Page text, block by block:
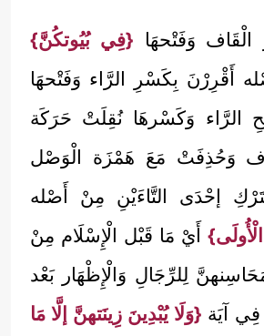
وَفَتْحهَا {فِي بُيُوتكُنَّ}
أَقْرِرْنَ بِكَسْرِ الرَّاء وَفَتْحهَا
الرَّاء وَكَسْرهَا نُقِلَتْ حَرَكَة
وَحُذِفَتْ مَعَ هَمْزَة الْوَصْل
إحْدَى التَّاءَيْنِ مِنْ أَصْله
أَيْ مَا قَبْل الْإِسْلَام مِنْ
لِلرِّجَالِ وَالْإِظْهَار بَعْد
فِي آيَة {وَلَا يُبْدِينَ زِينَتهنَّ إلَّا مَا